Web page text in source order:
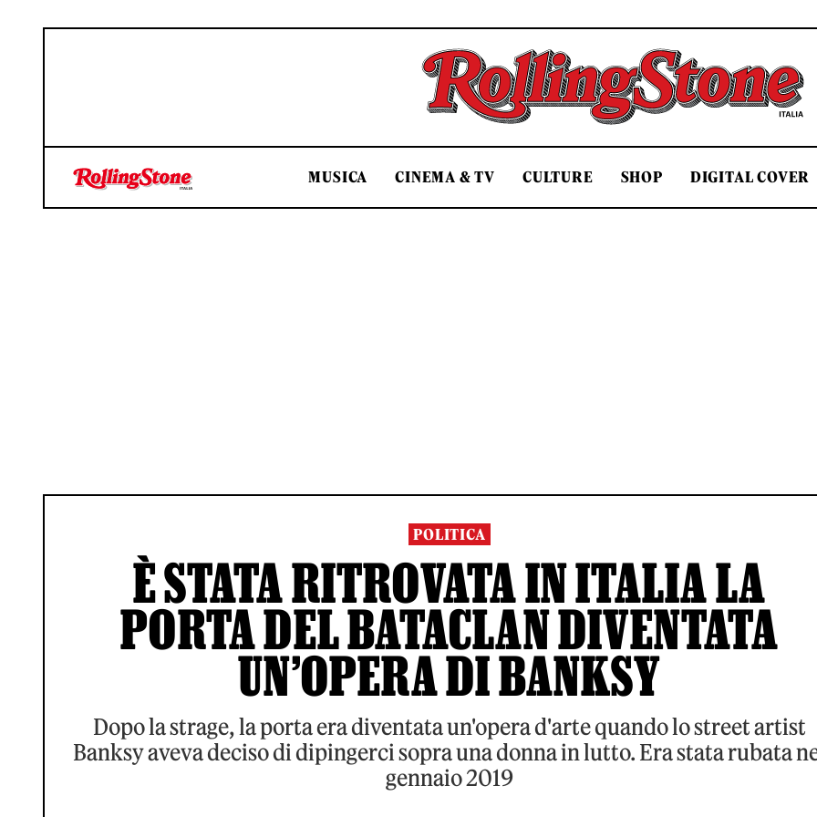
Rolling Stone Italia
MUSICA CINEMA & TV CULTURE SHOP DIGITAL COVER
POLITICA
È STATA RITROVATA IN ITALIA LA
PORTA DEL BATACLAN DIVENTATA
UN’OPERA DI BANKSY
Dopo la strage, la porta era diventata un'opera d'arte quando lo street artist
Banksy aveva deciso di dipingerci sopra una donna in lutto. Era stata rubata
gennaio 2019